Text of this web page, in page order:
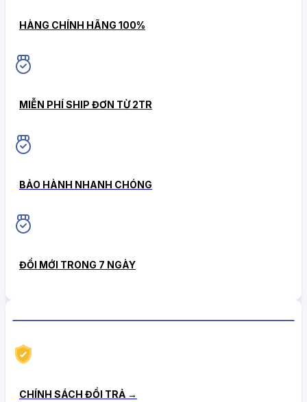
HÀNG CHÍNH HÃNG 100%
MIỄN PHÍ SHIP ĐƠN TỪ 2TR
BẢO HÀNH NHANH CHÓNG
ĐỔI MỚI TRONG 7 NGÀY
CHÍNH SÁCH ĐỔI TRẢ →